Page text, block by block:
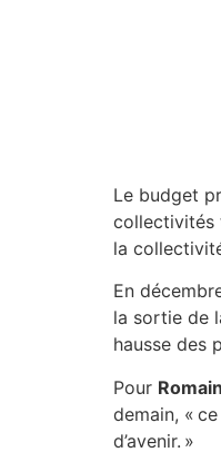
Le budget
collectivités
la
En
la sortie de
hausse des
Pour
demain, «
d’avenir. »